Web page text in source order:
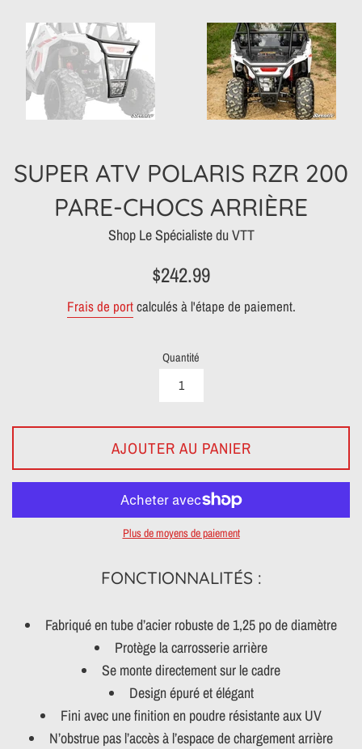
SUPER ATV POLARIS RZR 200
PARE-CHOCS ARRIÈRE
Shop Le Spécialiste du VTT
Prix
$242.99
Frais de portcalculés à l'étape de paiement.
Quantité
AJOUTER AU PANIER
Plus de moyens de paiement
FONCTIONNALITÉS :
Fabriqué en tube d’acier robuste de 1,25 po de diamètre
Protège la carrosserie arrière
Se monte directement sur le cadre
Design épuré et élégant
Fini avec une finition en poudre résistante aux UV
N’obstrue pas l’accès à l’espace de chargement arrière